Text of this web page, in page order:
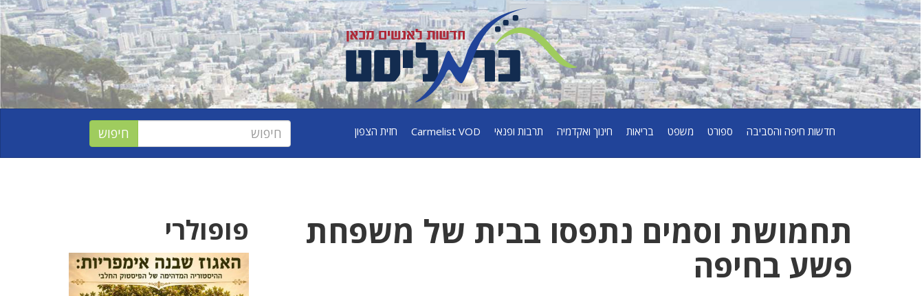
חדשות חיפה והסביבה ספורט משפט בריאות חינוך ואקדמיה תרבות ופנאי Carmelist VOD חזית הצפון
תחמושת וסמים נתפסו בבית של משפחת
פשע בחיפה
פופולרי